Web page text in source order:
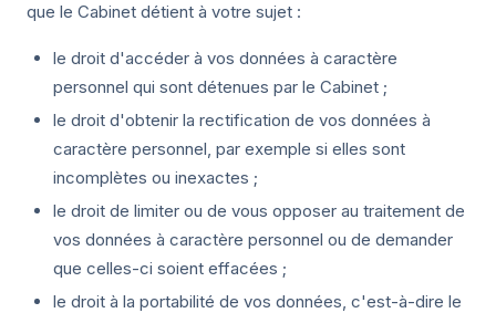
que le Cabinet détient à votre sujet :
le droit d'accéder à vos données à caractère
personnel qui sont détenues par le Cabinet ;
le droit d'obtenir la rectification de vos données à
caractère personnel, par exemple si elles sont
incomplètes ou inexactes ;
le droit de limiter ou de vous opposer au traitement de
vos données à caractère personnel ou de demander
que celles-ci soient effacées ;
le droit à la portabilité de vos données, c'est-à-dire le